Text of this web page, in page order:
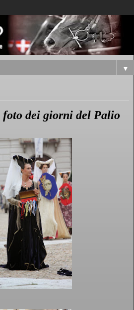
▼
dei giorni del Palio